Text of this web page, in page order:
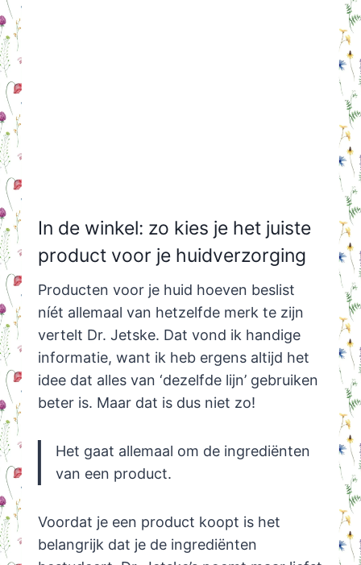
In de winkel: zo kies je het juiste
product voor je huidverzorging
Producten voor je huid hoeven beslist
níét allemaal van hetzelfde merk te zijn
vertelt Dr. Jetske. Dat vond ik handige
informatie, want ik heb ergens altijd het
idee dat alles van ‘dezelfde lijn’ gebruiken
beter is. Maar dat is dus niet zo!
Het gaat allemaal om de ingrediënten
van een product.
Voordat je een product koopt is het
belangrijk dat je de ingrediënten